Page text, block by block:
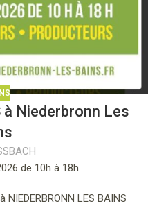
à Niederbronn Les
de 10h à 18h
LES BAINS